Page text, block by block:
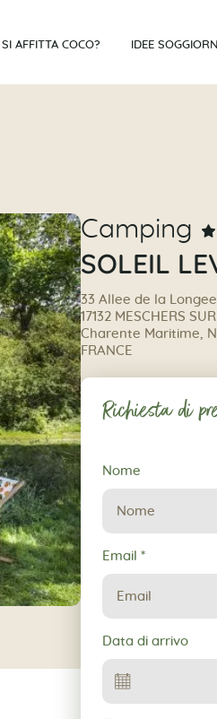
AFFITTA COCO? IDEE
Camping
SOLEIL
33 Allee de la Longee
17132 MESCHERS
Charente Maritime,
FRANCE
Richiesta di
Richiesta
di
prenotazione
Nome
Email *
Data di arrivo